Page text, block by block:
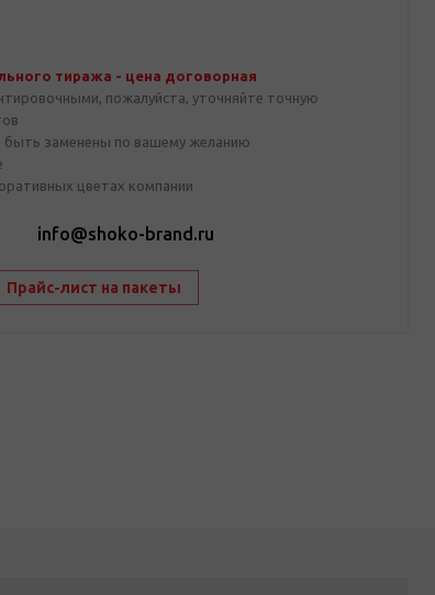
тиража - цена договорная
пожалуйста, уточняйте точную
быть заменены по вашему желанию
цветах компании
info@shoko-brand.ru
Прайс-лист на пакеты